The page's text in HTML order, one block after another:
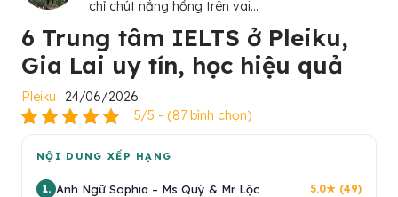
chỉ chút nắng hồng trên vai...
6 Trung tâm IELTS ở Pleiku,
Gia Lai uy tín, học hiệu quả
Pleiku
24/06/2026
5/5 - (87 bình chọn)
NỘI DUNG XẾP HẠNG
1. Anh Ngữ Sophia – Ms Quý & Mr Lộc 5.0★ (49)